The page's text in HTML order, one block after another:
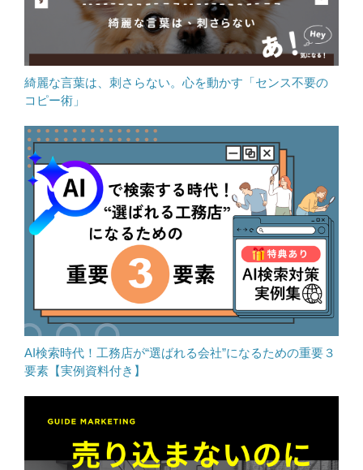
綺麗な言葉は、刺さらない。心を動かす「センス不要の
コピー術」
AI検索時代！工務店が“選ばれる会社”になるための重要３
要素【実例資料付き】